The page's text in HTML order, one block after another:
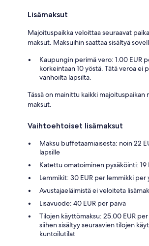
Lisämaksut
Majoituspaikka veloittaa seuraavat
maksut. Maksuihin saattaa sisältyä
Kaupungin perimä vero: 1.00 EUR
korkeintaan 10 yöstä. Tätä veroa ei
vanhoilta lapsilta.
Tässä on mainittu kaikki
maksut.
Vaihtoehtoiset lisämaksut
Maksu buffetaamiaisesta: noin 22
lapsille
Katettu omatoiminen pysäköinti: 19
Lemmikit: 30 EUR per lemmikki per
Avustajaeläimistä ei veloiteta
Lisävuode: 40 EUR per päivä
Tilojen käyttömaksu: 25.00 EUR
siihen sisältyy seuraavien tilojen
kuntoilutilat